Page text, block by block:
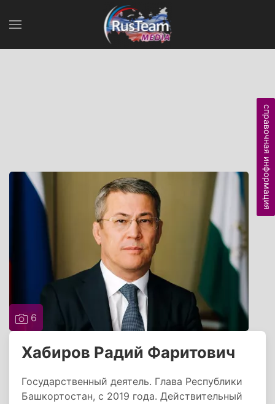
6
Хабиров Радий Фаритович
Государственный деятель. Глава Республики
Башкортостан, с 2019 года. Действительный
справочная информация